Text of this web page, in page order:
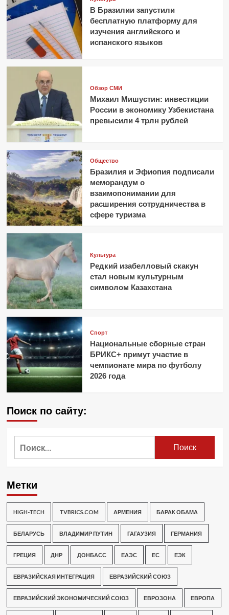
В Бразилии запустили
бесплатную платформу для
изучения английского и
испанского языков
Обзор СМИ
Михаил Мишустин: инвестиции
России в экономику Узбекистана
превысили 4 трлн рублей
Общество
Бразилия и Эфиопия подписали
меморандум о
взаимопонимании для
расширения сотрудничества в
сфере туризма
Культура
Редкий изабелловый скакун
стал новым культурным
символом Казахстана
Спорт
Национальные сборные стран
БРИКС+ примут участие в
чемпионате мира по футболу
2026 года
Поиск по сайту:
Метки
HIGH-TECH TVBRICS.COM АРМЕНИЯ БАРАК ОБАМА
БЕЛАРУСЬ ВЛАДИМИР ПУТИН ГАГАУЗИЯ ГЕРМАНИЯ
ГРЕЦИЯ ДНР ДОНБАСС ЕАЭС ЕС ЕЭК
ЕВРАЗИЙСКАЯ ИНТЕГРАЦИЯ ЕВРАЗИЙСКИЙ СОЮЗ
ЕВРАЗИЙСКИЙ ЭКОНОМИЧЕСКИЙ СОЮЗ ЕВРОЗОНА ЕВРОПА